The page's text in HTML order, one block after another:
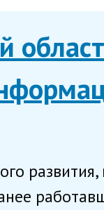
развития,